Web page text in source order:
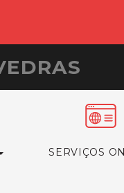
SERVIÇOS